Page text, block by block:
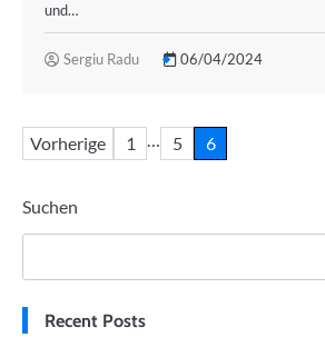
und…
Sergiu Radu 06/04/2024
Seitennummerierung
Beiträge
Vorherige 1 … 5 6
Suchen
Recent Posts